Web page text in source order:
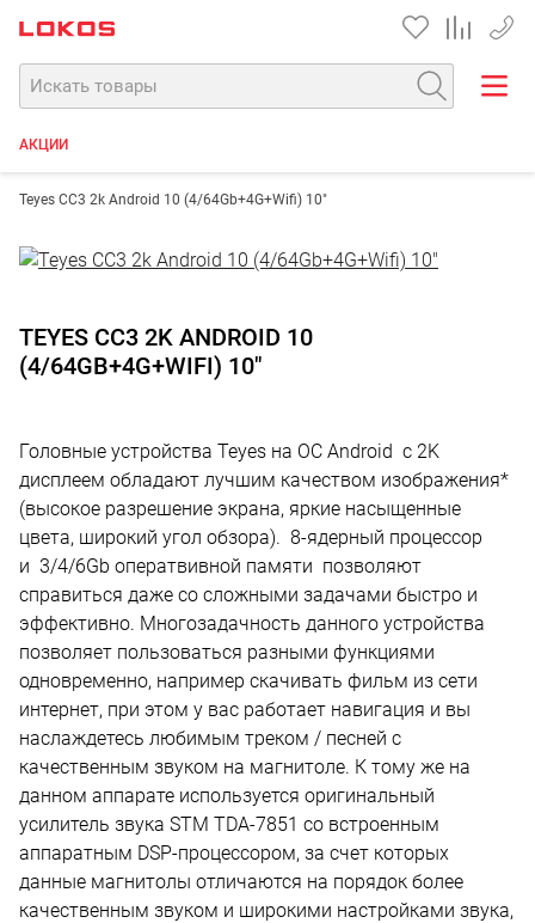
+7
АКЦИИ
Teyes CC3 2k Android 10 (4/64Gb+4G+Wifi) 10"
TEYES CC3 2K ANDROID 10
(4/64GB+4G+WIFI) 10"
Головные устройства Teyes на ОС Android с 2K
дисплеем обладают лучшим качеством изображения*
(высокое разрешение экрана, яркие насыщенные
цвета, широкий угол обзора). 8-ядерный процессор
и 3/4/6Gb оператвивной памяти позволяют
справиться даже со сложными задачами быстро и
эффективно. Многозадачность данного устройства
позволяет пользоваться разными функциями
одновременно, например скачивать фильм из сети
интернет, при этом у вас работает навигация и вы
наслаждетесь любимым треком / песней с
качественным звуком на магнитоле. К тому же на
данном аппарате используется оригинальный
усилитель звука STM TDA-7851 со встроенным
аппаратным DSP-процессором, за счет которых
данные магнитолы отличаются на порядок более
качественным звуком и широкими настройками звука,